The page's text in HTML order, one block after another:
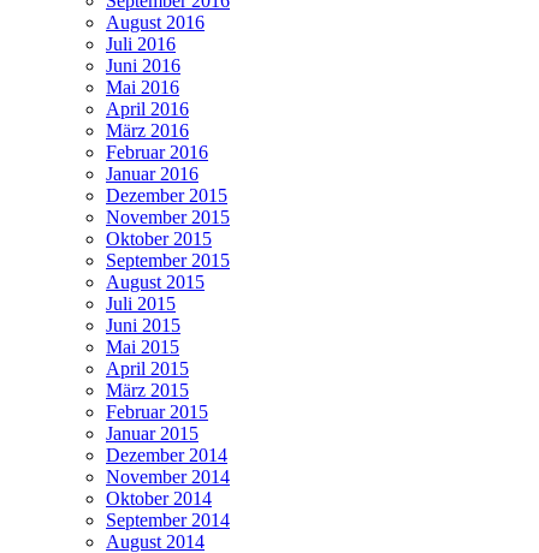
August 2016
Juli 2016
Juni 2016
Mai 2016
April 2016
März 2016
Februar 2016
Januar 2016
Dezember 2015
November 2015
Oktober 2015
September 2015
August 2015
Juli 2015
Juni 2015
Mai 2015
April 2015
März 2015
Februar 2015
Januar 2015
Dezember 2014
November 2014
Oktober 2014
September 2014
August 2014